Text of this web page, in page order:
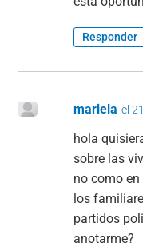
Responder
mariela el
hola
sobre las
no como
los
partidos
anotarme?